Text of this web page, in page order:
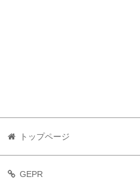
トップページ
GEPR